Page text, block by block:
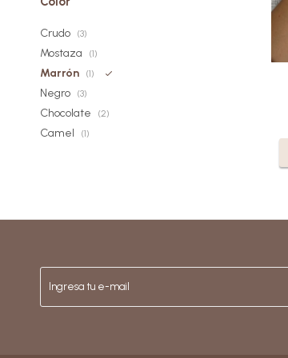
Crudo (3)
Mostaza (1)
Marrón (1)
Negro (3)
Chocolate (2)
Camel (1)